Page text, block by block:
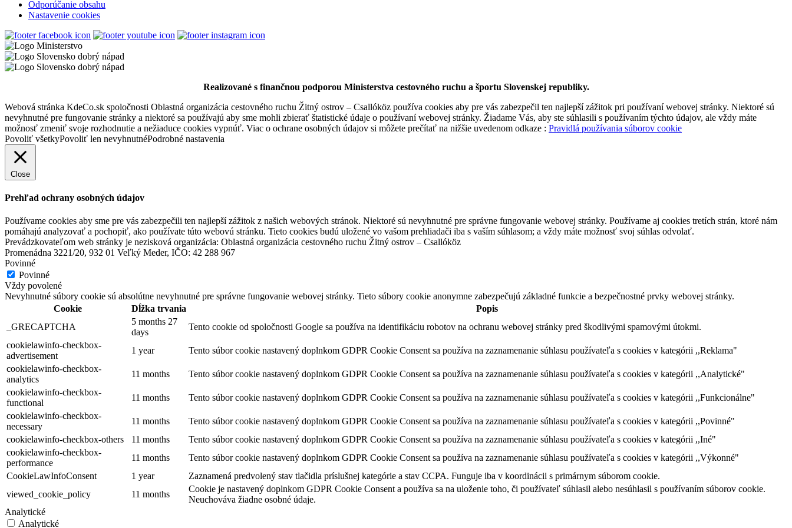
Thermalpark Dunajská Streda
Dunajská Streda
Turistické atrakcie
Vodný kolový mlyn a skanzen v Jelke
Jelka
Múzeá a galérie
Slovakia Ring
Orechová Potôň
Turistické atrakcie
Odporúčanie obsahu
Nastavenie cookies
Realizované s finančnou podporou Ministerstva cestovného ruchu a športu Slovenskej republiky.
Webová stránka KdeCo.sk spoločnosti Oblastná organizácia cestovného ruchu Žitný ostrov – Csallóköz používa cookies aby pre vás zabezpečil ten najlepší zážitok pri používaní webovej stránky. Niektoré sú
nevyhnutné pre fungovanie stránky a niektoré sa používajú aby sme mohli zbierať štatistické údaje o používaní webovej stránky. Žiadame Vás, aby ste súhlasili s používaním týchto údajov, ale vždy máte
možnosť zmeniť svoje rozhodnutie a nežiaduce cookies vypnúť. Viac o ochrane osobných údajov si môžete prečítať na nižšie uvedenom odkaze : Pravidlá používania súborov cookie
Povoliť všetkyPovoliť len nevyhnutnéPodrobné nastavenia
Close
Prehľad ochrany osobných údajov
Používame cookies aby sme pre vás zabezpečili ten najlepší zážitok z našich webových stránok. Niektoré sú nevyhnutné pre správne fungovanie webovej stránky. Používame aj cookies tretích strán, ktoré nám
pomáhajú analyzovať a pochopiť, ako používate túto webovú stránku. Tieto cookies budú uložené vo vašom prehliadači iba s vaším súhlasom; a vždy máte možnosť svoj súhlas odvolať.
Prevádzkovateľom web stránky je nezisková organizácia: Oblastná organizácia cestovného ruchu Žitný ostrov – Csallóköz
Promenádna 3221/20, 932 01 Veľký Meder, IČO: 42 288 967
Povinné
Povinné
Vždy povolené
Nevyhnutné súbory cookie sú absolútne nevyhnutné pre správne fungovanie webovej stránky. Tieto súbory cookie anonymne zabezpečujú základné funkcie a bezpečnostné prvky webovej stránky.
Cookie
Dĺžka trvania
Popis
_GRECAPTCHA
5 months 27
days
Tento cookie od spoločnosti Google sa používa na identifikáciu robotov na ochranu webovej stránky pred škodlivými spamovými útokmi.
cookielawinfo-checkbox-
advertisement
1 year
Tento súbor cookie nastavený doplnkom GDPR Cookie Consent sa používa na zaznamenanie súhlasu používateľa s cookies v kategórii ,,Reklama"
cookielawinfo-checkbox-
analytics
11 months
Tento súbor cookie nastavený doplnkom GDPR Cookie Consent sa používa na zaznamenanie súhlasu používateľa s cookies v kategórii ,,Analytické"
cookielawinfo-checkbox-
functional
11 months
Tento súbor cookie nastavený doplnkom GDPR Cookie Consent sa používa na zaznamenanie súhlasu používateľa s cookies v kategórii ,,Funkcionálne"
cookielawinfo-checkbox-
necessary
11 months
Tento súbor cookie nastavený doplnkom GDPR Cookie Consent sa používa na zaznamenanie súhlasu používateľa s cookies v kategórii ,,Povinné"
cookielawinfo-checkbox-others
11 months
Tento súbor cookie nastavený doplnkom GDPR Cookie Consent sa používa na zaznamenanie súhlasu používateľa s cookies v kategórii ,,Iné"
cookielawinfo-checkbox-
performance
11 months
Tento súbor cookie nastavený doplnkom GDPR Cookie Consent sa používa na zaznamenanie súhlasu používateľa s cookies v kategórii ,,Výkonné"
CookieLawInfoConsent
1 year
Zaznamená predvolený stav tlačidla príslušnej kategórie a stav CCPA. Funguje iba v koordinácii s primárnym súborom cookie.
viewed_cookie_policy
11 months
Cookie je nastavený doplnkom GDPR Cookie Consent a používa sa na uloženie toho, či používateľ súhlasil alebo nesúhlasil s používaním súborov cookie.
Neuchováva žiadne osobné údaje.
Analytické
Analytické